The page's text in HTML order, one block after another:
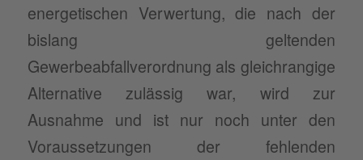
energetischen Verwertung, die nach der
bislang geltenden
Gewerbeabfallverordnung als gleichrangige
Alternative zulässig war, wird zur
Ausnahme und ist nur noch unter den
Voraussetzungen der fehlenden